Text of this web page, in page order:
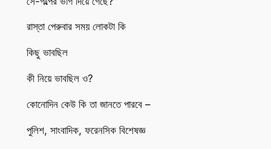
রাস্তা পেরুবার সময় লোকটা কি
কিছু ভাবছিল
কী নিয়ে ভাবছিল ও?
কোনোদিন কেউ কি তা জানতে পারবে –
পুলিশ, সাংবাদিক, ফরেনসিক বিশেষজ্ঞ